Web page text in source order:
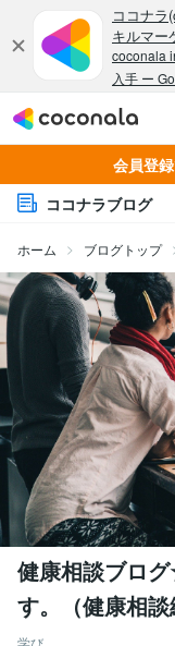
会員登
ココナラブログ
ホーム ブログトップ
健康相談ブロ
す。（健康相談
学び